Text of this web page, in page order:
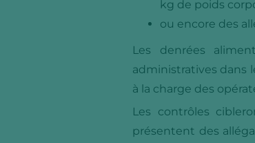
kg de poids
ou encore des
Les denrées
administratives dans
à la charge des
Les contrôles
présentent des